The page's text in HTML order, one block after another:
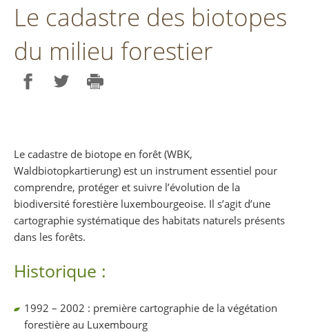
Le cadastre des biotopes
du milieu forestier
Le cadastre de biotope en forêt (WBK,
Waldbiotopkartierung) est un instrument essentiel pour
comprendre, protéger et suivre l’évolution de la
biodiversité forestière luxembourgeoise. Il s’agit d’une
cartographie systématique des habitats naturels présents
dans les forêts.
Historique :
1992 – 2002 : première cartographie de la végétation
forestière au Luxembourg